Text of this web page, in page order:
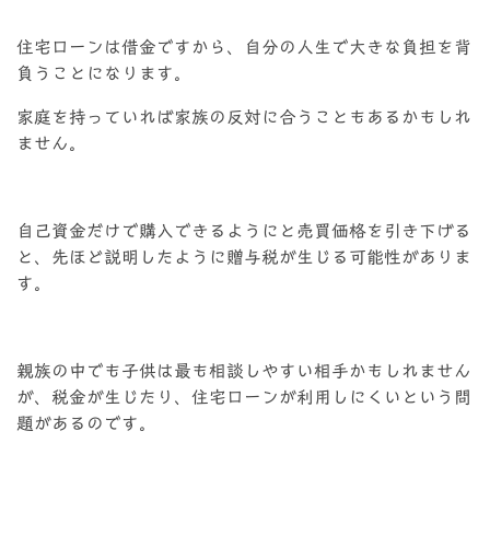
住宅ローンは借金ですから、自分の人生で大きな負担を背
負うことになります。
家庭を持っていれば家族の反対に合うこともあるかもしれ
ません。
自己資金だけで購入できるようにと売買価格を引き下げる
と、先ほど説明したように贈与税が生じる可能性がありま
す。
親族の中でも子供は最も相談しやすい相手かもしれません
が、税金が生じたり、住宅ローンが利用しにくいという問
題があるのです。